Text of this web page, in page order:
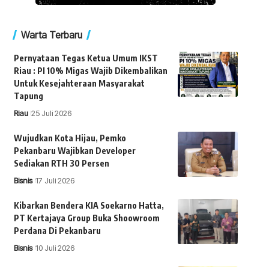
Warta Terbaru
Pernyataan Tegas Ketua Umum IKST
Riau : PI 10% Migas Wajib Dikembalikan
Untuk Kesejahteraan Masyarakat
Tapung
Riau 25 Juli 2026
Wujudkan Kota Hijau, Pemko
Pekanbaru Wajibkan Developer
Sediakan RTH 30 Persen
Bisnis 17 Juli 2026
Kibarkan Bendera KIA Soekarno Hatta,
PT Kertajaya Group Buka Shoowroom
Perdana Di Pekanbaru
Bisnis 10 Juli 2026